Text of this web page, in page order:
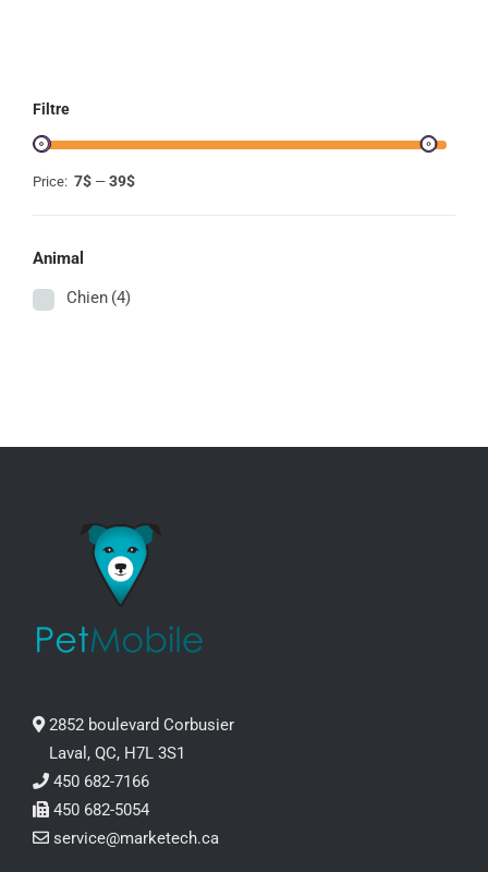
Filtre
Price: 7$ — 39$
Animal
Chien (4)
2852 boulevard Corbusier
Laval, QC, H7L 3S1
450 682-7166
450 682-5054
service@marketech.ca